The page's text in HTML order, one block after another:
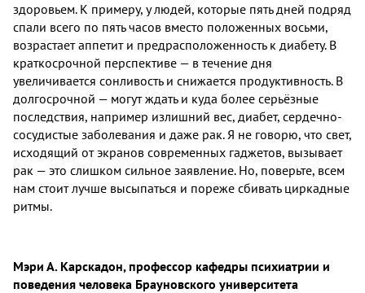
здоровьем. К примеру, у людей, которые пять дней подряд
спали всего по пять часов вместо положенных восьми,
возрастает аппетит и предрасположенность к диабету. В
краткосрочной перспективе — в течение дня
увеличивается сонливость и снижается продуктивность. В
долгосрочной — могут ждать и куда более серьёзные
последствия, например излишний вес, диабет, сердечно-
сосудистые заболевания и даже рак. Я не говорю, что свет,
исходящий от экранов современных гаджетов, вызывает
рак — это слишком сильное заявление. Но, поверьте, всем
нам стоит лучше высыпаться и пореже сбивать циркадные
ритмы.
Мэри А. Карскадон, профессор кафедры психиатрии и
поведения человека Брауновского университета